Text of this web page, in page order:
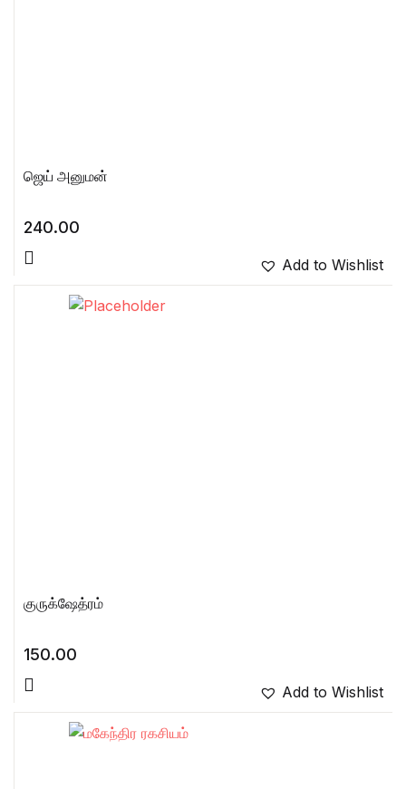
ஜெய் அனுமன்
240.00
Add to Wishlist
குருக்ஷேத்ரம்
150.00
Add to Wishlist